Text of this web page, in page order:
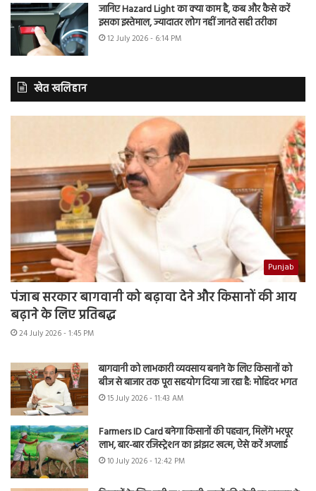
जानिए Hazard Light का क्या काम है, कब और कैसे करें
इसका इस्तेमाल, ज्यादातर लोग नहीं जानते सही तरीका
12 July 2026 - 6:14 PM
खेत खलिहान
Punjab
पंजाब सरकार बागवानी को बढ़ावा देने और किसानों की आय
बढ़ाने के लिए प्रतिबद्ध
24 July 2026 - 1:45 PM
बागवानी को लाभकारी व्यवसाय बनाने के लिए किसानों को
बीज से बाजार तक पूरा सहयोग दिया जा रहा है: मोहिंदर भगत
15 July 2026 - 11:43 AM
Farmers ID Card बनेगा किसानों की पहचान, मिलेंगे भरपूर
लाभ, बार-बार रजिस्ट्रेशन का झंझट खत्म, ऐसे करें अप्लाई
10 July 2026 - 12:42 PM